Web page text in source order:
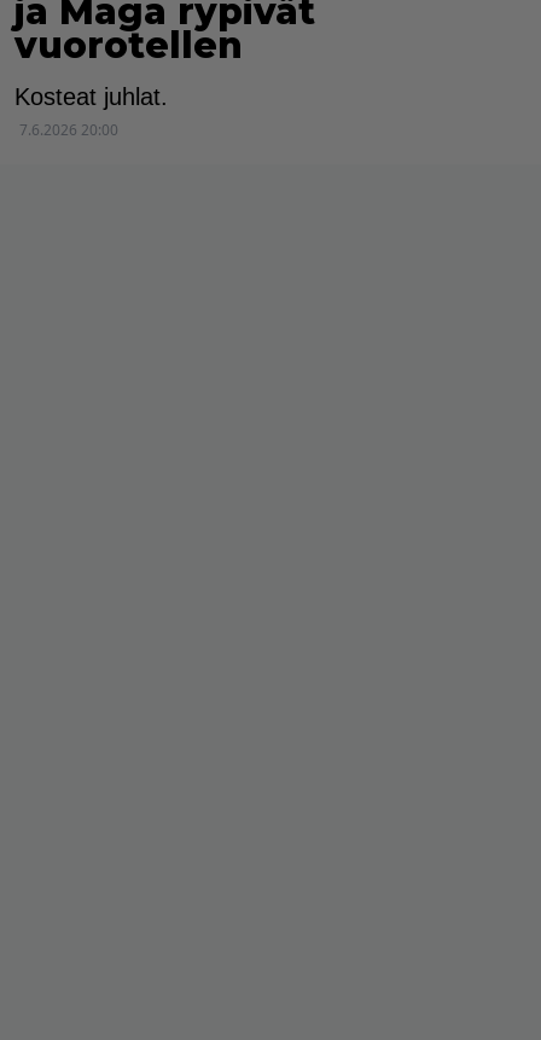
ja Maga rypivät
vuorotellen
Kosteat juhlat.
7.6.2026 20:00